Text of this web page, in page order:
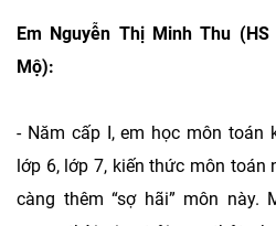
Em Nguyễn Thị Minh Thu
Mộ):
- Năm cấp I, em học môn toán
lớp 6, lớp 7, kiến thức môn toán
càng thêm “sợ hãi” môn này.